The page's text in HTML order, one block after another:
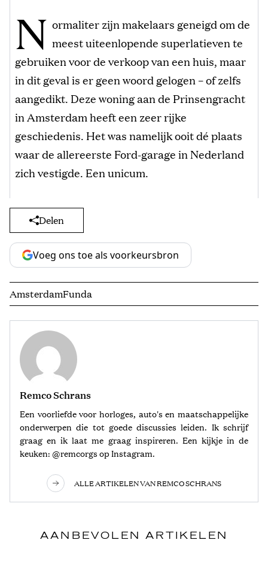
N ormaliter zijn makelaars geneigd om de
meest uiteenlopende superlatieven te
gebruiken voor de verkoop van een huis, maar
in dit geval is er geen woord gelogen – of zelfs
aangedikt. Deze woning aan de Prinsengracht
in Amsterdam heeft een zeer rijke
geschiedenis. Het was namelijk ooit dé plaats
waar de allereerste Ford-garage in Nederland
zich vestigde. Een unicum.
Delen
Voeg ons toe als voorkeursbron
AmsterdamFunda
Remco Schrans
Een voorliefde voor horloges, auto's en maatschappelijke
onderwerpen die tot goede discussies leiden. Ik schrijf
graag en ik laat me graag inspireren. Een kijkje in de
keuken: @remcorgs op Instagram.
ALLE ARTIKELEN VAN REMCO SCHRANS
AANBEVOLEN ARTIKELEN